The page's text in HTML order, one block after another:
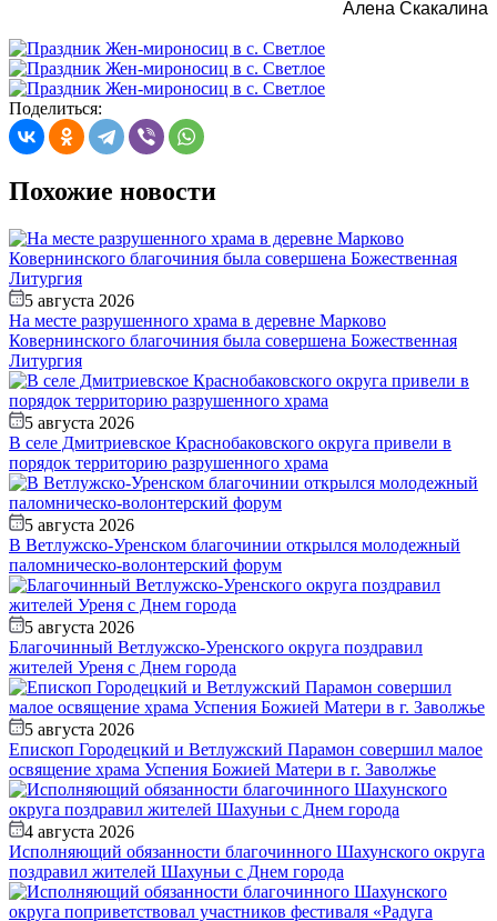
Алена Скакалина
Поделиться:
Похожие новости
5 августа 2026
На месте разрушенного храма в деревне Марково
Ковернинского благочиния была совершена Божественная
Литургия
5 августа 2026
В селе Дмитриевское Краснобаковского округа привели в
порядок территорию разрушенного храма
5 августа 2026
В Ветлужско-Уренском благочинии открылся молодежный
паломническо-волонтерский форум
5 августа 2026
Благочинный Ветлужско-Уренского округа поздравил
жителей Уреня с Днем города
5 августа 2026
Епископ Городецкий и Ветлужский Парамон совершил малое
освящение храма Успения Божией Матери в г. Заволжье
4 августа 2026
Исполняющий обязанности благочинного Шахунского округа
поздравил жителей Шахуньи с Днем города